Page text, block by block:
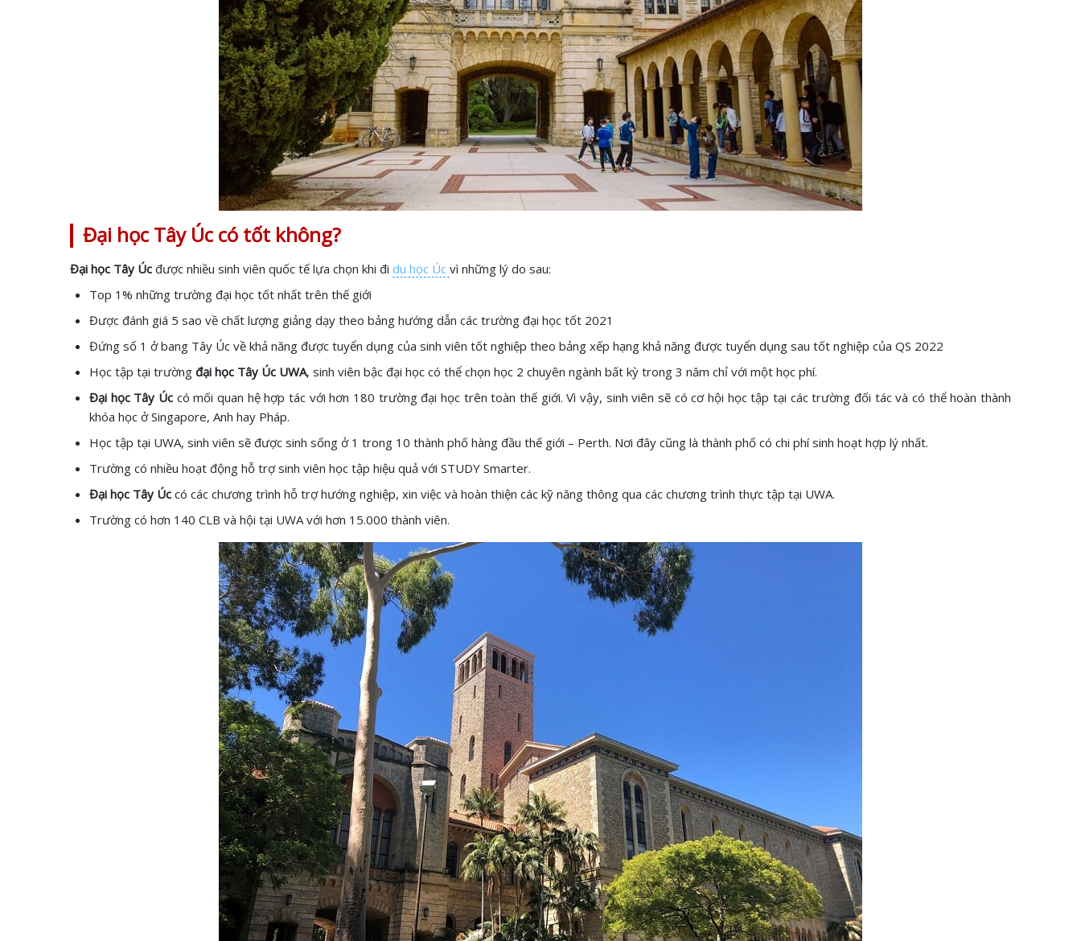
Đại học Tây Úc có tốt không?
Đại học Tây Úc được nhiều sinh viên quốc tế lựa chọn khi đi du học Úc vì những lý do sau:
Top 1% những trường đại học tốt nhất trên thế giới
Được đánh giá 5 sao về chất lượng giảng dạy theo bảng hướng dẫn các trường đại học tốt 2021
Đứng số 1 ở bang Tây Úc về khả năng được tuyển dụng của sinh viên tốt nghiệp theo bảng xếp hạng khả năng được tuyển dụng sau tốt nghiệp của QS 2022
Học tập tại trường đại học Tây Úc UWA, sinh viên bậc đại học có thể chọn học 2 chuyên ngành bất kỳ trong 3 năm chỉ với một học phí.
Đại học Tây Úc có mối quan hệ hợp tác với hơn 180 trường đại học trên toàn thế giới. Vì vậy, sinh viên sẽ có cơ hội học tập tại các trường đối tác và có thể hoàn thành
khóa học ở Singapore, Anh hay Pháp.
Học tập tại UWA, sinh viên sẽ được sinh sống ở 1 trong 10 thành phố hàng đầu thế giới – Perth. Nơi đây cũng là thành phố có chi phí sinh hoạt hợp lý nhất.
Trường có nhiều hoạt động hỗ trợ sinh viên học tập hiệu quả với STUDY Smarter.
Đại học Tây Úc có các chương trình hỗ trợ hướng nghiệp, xin việc và hoàn thiện các kỹ năng thông qua các chương trình thực tập tại UWA.
Trường có hơn 140 CLB và hội tại UWA với hơn 15.000 thành viên.